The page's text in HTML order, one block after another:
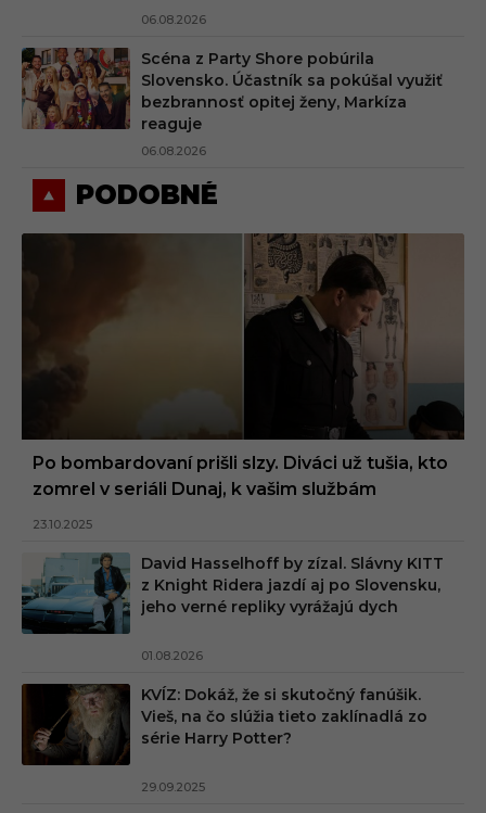
06.08.2026
Scéna z Party Shore pobúrila
Slovensko. Účastník sa pokúšal využiť
bezbrannosť opitej ženy, Markíza
reaguje
06.08.2026
PODOBNÉ
Po bombardovaní prišli slzy. Diváci už tušia, kto
zomrel v seriáli Dunaj, k vašim službám
23.10.2025
David Hasselhoff by zízal. Slávny KITT
z Knight Ridera jazdí aj po Slovensku,
jeho verné repliky vyrážajú dych
01.08.2026
KVÍZ: Dokáž, že si skutočný fanúšik.
Vieš, na čo slúžia tieto zaklínadlá zo
série Harry Potter?
29.09.2025